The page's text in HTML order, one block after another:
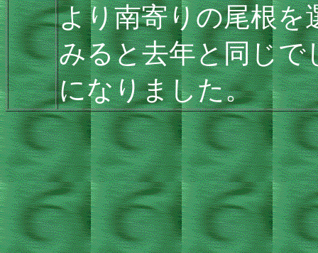
より南寄りの尾根を
みると去年と同じで
になりました。